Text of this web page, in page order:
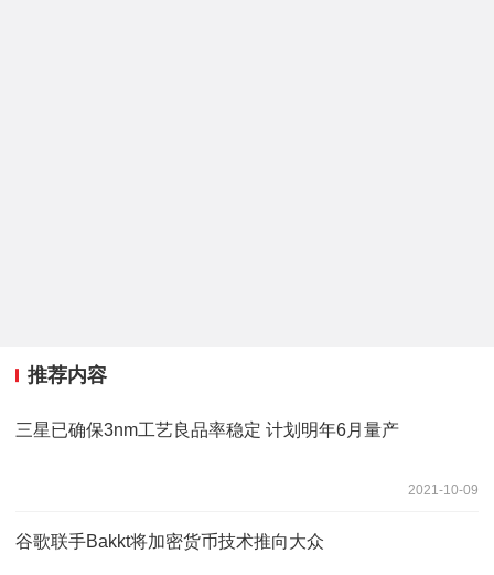
推荐内容
三星已确保3nm工艺良品率稳定 计划明年6月量产
2021-10-09
谷歌联手Bakkt将加密货币技术推向大众